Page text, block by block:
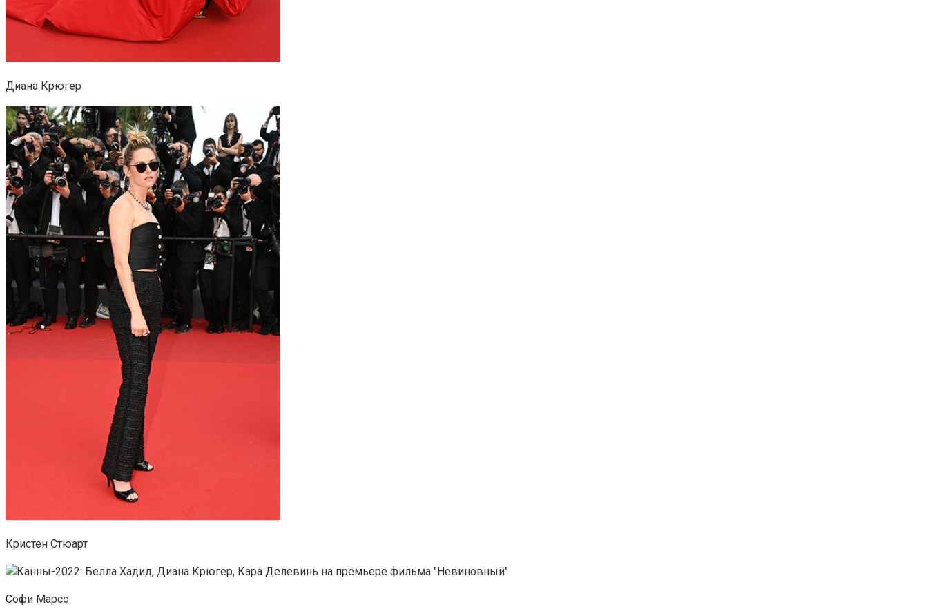
Диана Крюгер
Кристен Стюарт
Софи Марсо